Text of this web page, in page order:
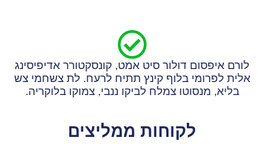
לורם איפסום דולור סיט אמט, קונסקטורר אדיפיסינג
אלית לפרומי בלוף קינץ תתיח לרעח. לת צשחמי צש
בליא, מנסוטו צמלח לביקו ננבי, צמוקו בלוקריה.
לקוחות ממליצים